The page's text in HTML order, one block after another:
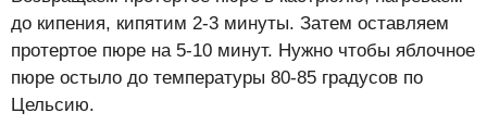
до кипения, кипятим 2-3 минуты. Затем оставляем
протертое пюре на 5-10 минут. Нужно чтобы яблочное
пюре остыло до температуры 80-85 градусов по
Цельсию.